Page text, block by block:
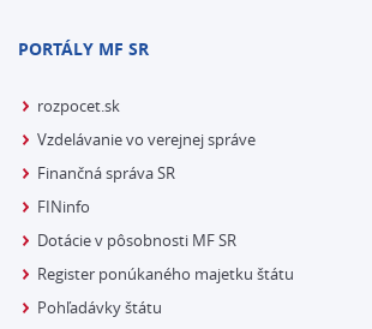
PORTÁLY MF SR
rozpocet.sk
Vzdelávanie vo verejnej správe
Finančná správa SR
FINinfo
Dotácie v pôsobnosti MF SR
Register ponúkaného majetku štátu
Pohľadávky štátu